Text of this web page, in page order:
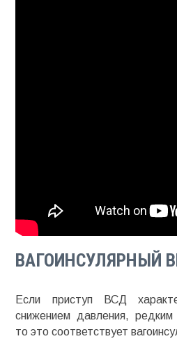
ВАГОИНСУЛЯРНЫЙ
Если приступ ВСД
снижением давления,
то это соответствует